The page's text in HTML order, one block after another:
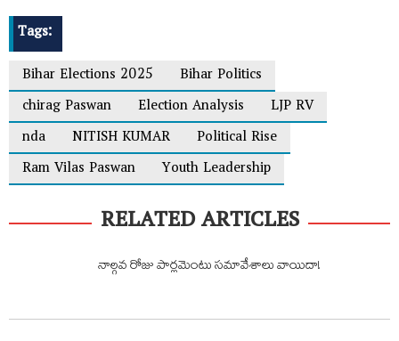
Tags:
Bihar Elections 2025
Bihar Politics
chirag​ Paswan
Election Analysis
LJP RV
nda
NITISH KUMAR
Political Rise
Ram Vilas Paswan
Youth Leadership
RELATED ARTICLES
నాల్గవ రోజు పార్లమెంటు సమావేశాలు వాయిదా!